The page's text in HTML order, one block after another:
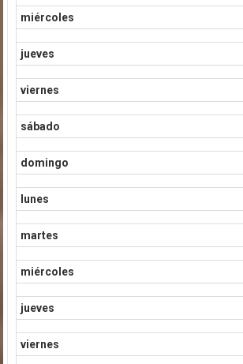
miércoles
jueves
viernes
sábado
domingo
lunes
martes
miércoles
jueves
viernes